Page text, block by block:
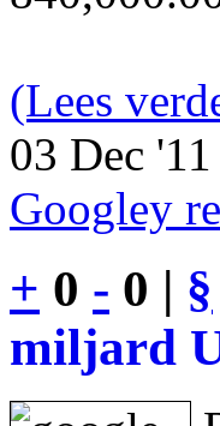
(Lees
03 Dec
Googley
+ 0 - 0 | §
miljard